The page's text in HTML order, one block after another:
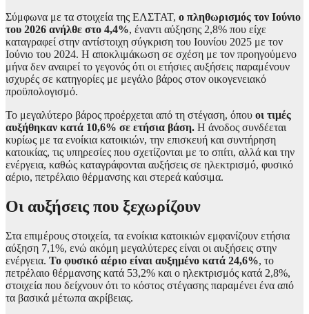
Σύμφωνα με τα στοιχεία της ΕΛΣΤΑΤ, ο πληθωρισμός τον Ιούνιο
του 2026 ανήλθε στο 4,4%, έναντι αύξησης 2,8% που είχε
καταγραφεί στην αντίστοιχη σύγκριση του Ιουνίου 2025 με τον
Ιούνιο του 2024. Η αποκλιμάκωση σε σχέση με τον προηγούμενο
μήνα δεν αναιρεί το γεγονός ότι οι ετήσιες αυξήσεις παραμένουν
ισχυρές σε κατηγορίες με μεγάλο βάρος στον οικογενειακό
προϋπολογισμό.
Το μεγαλύτερο βάρος προέρχεται από τη στέγαση, όπου οι τιμές
αυξήθηκαν κατά 10,6% σε ετήσια βάση. Η άνοδος συνδέεται
κυρίως με τα ενοίκια κατοικιών, την επισκευή και συντήρηση
κατοικίας, τις υπηρεσίες που σχετίζονται με το σπίτι, αλλά και την
ενέργεια, καθώς καταγράφονται αυξήσεις σε ηλεκτρισμό, φυσικό
αέριο, πετρέλαιο θέρμανσης και στερεά καύσιμα.
Οι αυξήσεις που ξεχωρίζουν
Στα επιμέρους στοιχεία, τα ενοίκια κατοικιών εμφανίζουν ετήσια
αύξηση 7,1%, ενώ ακόμη μεγαλύτερες είναι οι αυξήσεις στην
ενέργεια. Το φυσικό αέριο είναι αυξημένο κατά 24,6%, το
πετρέλαιο θέρμανσης κατά 53,2% και ο ηλεκτρισμός κατά 2,8%,
στοιχεία που δείχνουν ότι το κόστος στέγασης παραμένει ένα από
τα βασικά μέτωπα ακρίβειας.